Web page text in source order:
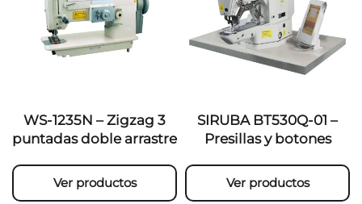
WS-1235N – Zigzag 3
puntadas doble arrastre
Ver productos
SIRUBA BT530Q-01 –
Presillas y botones
Ver productos